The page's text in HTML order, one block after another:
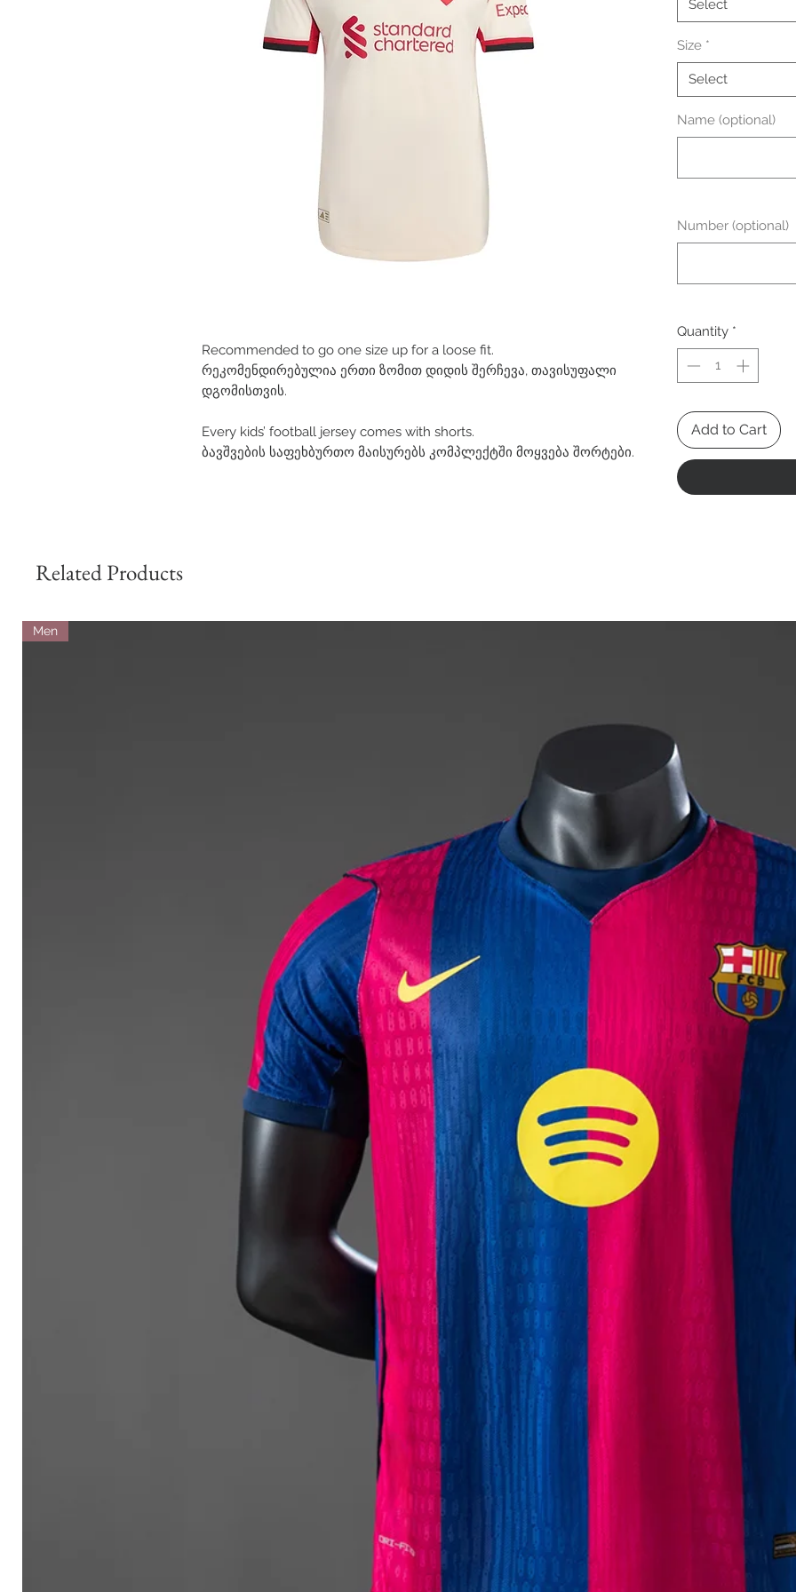
Recommended to go one size up for a loose fit.
რეკომენდირებულია ერთი ზომით დიდის შერჩევა, თავისუფალი
დგომისთვის.
Every kids’ football jersey comes with shorts.
ბავშვების საფეხბურთო მაისურებს კომპლექტში მოყვება შორტები.
Select
Size *
Select
Name (optional)
Number (optional)
Quantity *
Add to Cart
Related Products
Men